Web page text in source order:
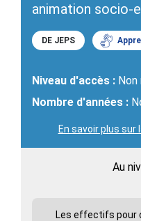
animation socio-
DE JEPS
Niveau d'accès :
Nombre d'années :
En savoir plus
Au
Les effectifs pour